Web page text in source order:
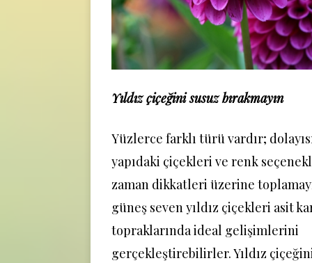
Yıldız çiçeğini susuz bırakmayın
Yüzlerce farklı türü vardır;
yapıdaki çiçekleri ve renk
zaman dikkatleri üzerine
güneş seven yıldız çiçekleri asit
topraklarında ideal gelişimlerini
gerçekleştirebilirler. Yıldız